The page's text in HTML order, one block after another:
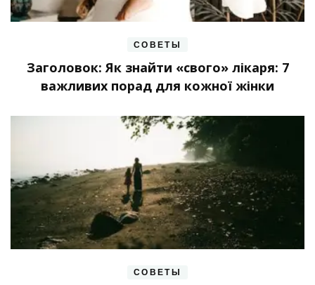
СОВЕТЫ
Заголовок: Як знайти «свого» лікаря: 7
важливих порад для кожної жінки
СОВЕТЫ